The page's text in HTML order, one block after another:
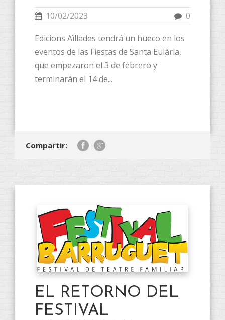
10/02/2023 0
Edicions Aïllades tendrá un hueco en los
eventos de las Fiestas de Santa Eulària,
que empezaron el 3 de febrero y
terminarán el 14 de...
Compartir:
EL RETORNO DEL
FESTIVAL